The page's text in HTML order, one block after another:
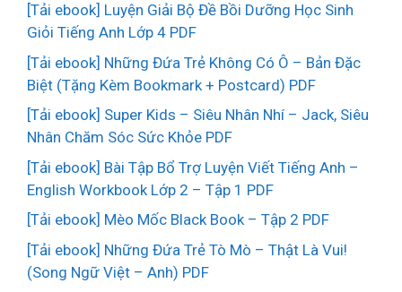
[Tải ebook] Luyện Giải Bộ Đề Bồi Dưỡng Học Sinh
Giỏi Tiếng Anh Lớp 4 PDF
[Tải ebook] Những Đứa Trẻ Không Có Ô – Bản Đặc
Biệt (Tặng Kèm Bookmark + Postcard) PDF
[Tải ebook] Super Kids – Siêu Nhân Nhí – Jack, Siêu
Nhân Chăm Sóc Sức Khỏe PDF
[Tải ebook] Bài Tập Bổ Trợ Luyện Viết Tiếng Anh –
English Workbook Lớp 2 – Tập 1 PDF
[Tải ebook] Mèo Mốc Black Book – Tập 2 PDF
[Tải ebook] Những Đứa Trẻ Tò Mò – Thật Là Vui!
(Song Ngữ Việt – Anh) PDF